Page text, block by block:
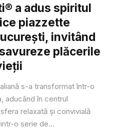
a adus spiritul
piazzette
invitând
plăcerile
s-a transformat într-o
aducând în centrul
relaxată și convivială
o serie de...